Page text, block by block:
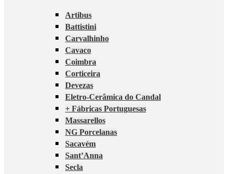
Artibus
Battistini
Carvalhinho
Cavaco
Coimbra
Corticeira
Devezas
Eletro-Cerâmica do Candal
+ Fábricas Portuguesas
Massarellos
NG Porcelanas
Sacavém
Sant’Anna
Secla